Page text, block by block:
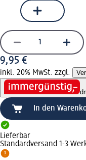
9,95 €
inkl. 20% MwSt. zzgl.
In den
Lieferbar
Standardversand 1-3